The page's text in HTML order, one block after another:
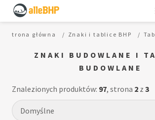
Strona główna Znaki i tablice BHP
ZNAKI BUDOWLANE I
BUDOWLANE
Znalezionych produktów: 97, strona 2 z 3